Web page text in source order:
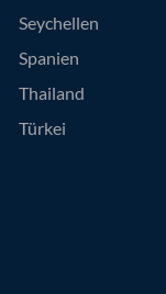
Seychellen
Spanien
Thailand
Türkei